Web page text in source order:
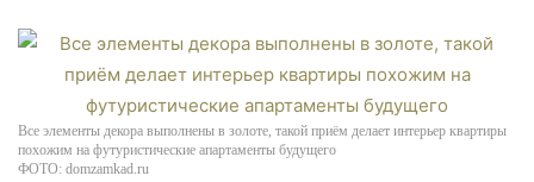
Все элементы декора выполнены в золоте, такой приём делает интерьер квартиры
похожим на футуристические апартаменты будущего
ФОТО: domzamkad.ru